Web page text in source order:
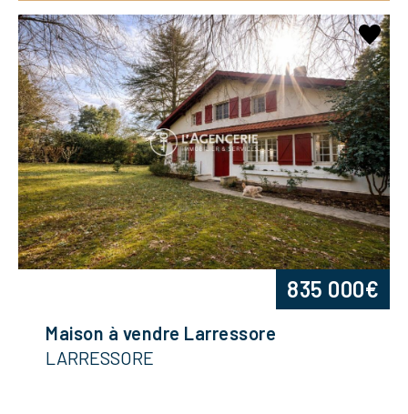
Maison à vendre Larressore
LARRESSORE
835 000€